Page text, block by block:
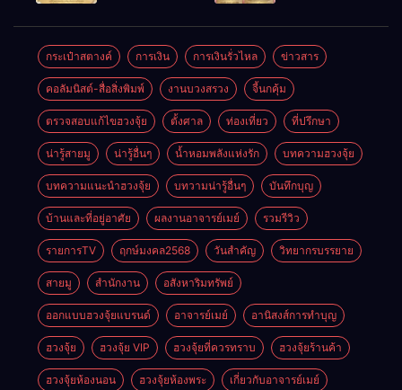
กระเป๋าสตางค์ การเงิน การเงินรั่วไหล ข่าวสาร
คอลัมนิสต์-สื่อสิ่งพิมพ์ งานบวงสรวง จี้นกคุ้ม
ตรวจสอบแก้ไขฮวงจุ้ย ตั้งศาล ท่องเที่ยว ที่ปรึกษา
น่ารู้สายมู น่ารู้อื่นๆ น้ำหอมพลังแห่งรัก บทความฮวงจุ้ย
บทความแนะนำฮวงจุ้ย บทวามน่ารู้อื่นๆ บันทึกบุญ
บ้านและที่อยู่อาศัย ผลงานอาจารย์เมย์ รวมรีวิว
รายการTV ฤกษ์มงคล2568 วันสำคัญ วิทยากรบรรยาย
สายมู สำนักงาน อสังหาริมทรัพย์
ออกแบบฮวงจุ้ยแบรนด์ อาจารย์เมย์ อานิสงส์การทำบุญ
ฮวงจุ้ย ฮวงจุ้ย VIP ฮวงจุ้ยที่ควรทราบ ฮวงจุ้ยร้านค้า
ฮวงจุ้ยห้องนอน ฮวงจุ้ยห้องพระ เกี่ยวกับอาจารย์เมย์